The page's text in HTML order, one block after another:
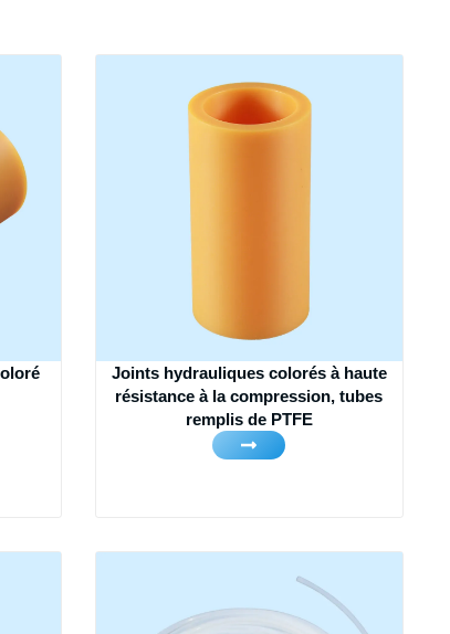
Joints hydrauliques colorés à haute
résistance à la compression, tubes
remplis de PTFE